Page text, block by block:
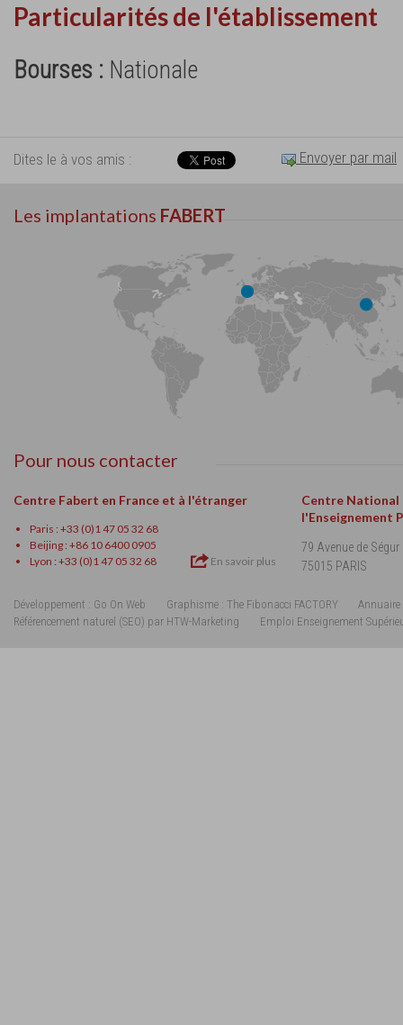
Particularités de l'établissement
Bourses : Nationale
Dites le à vos amis : Envoyer par mail
Les implantations FABERT
Pour nous contacter
Centre Fabert en France et à l'étranger
Paris : +33 (0)1 47 05 32 68
Beijing : +86 10 6400 0905
Lyon : +33 (0)1 47 05 32 68
En savoir plus
Centre National
l'Enseignement
79 Avenue de Ségur
75015 PARIS
Développement : Go On Web Graphisme : The Fibonacci FACTORY
Annuaire
Référencement naturel (SEO) par HTW-Marketing
Emploi Enseignement